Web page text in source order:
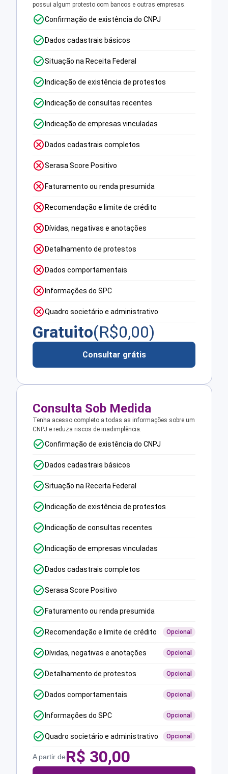
possui algum protesto com bancos e outras empresas.
Confirmação de existência do CNPJ
Dados cadastrais básicos
Situação na Receita Federal
Indicação de existência de protestos
Indicação de consultas recentes
Indicação de empresas vinculadas
Dados cadastrais completos
Serasa Score Positivo
Faturamento ou renda presumida
Recomendação e limite de crédito
Dívidas, negativas e anotações
Detalhamento de protestos
Dados comportamentais
Informações do SPC
Quadro societário e administrativo
Gratuito(R$0,00)
Consultar grátis
Consulta Sob Medida
Tenha acesso completo a todas as informações sobre um
CNPJ e reduza riscos de inadimplência.
Confirmação de existência do CNPJ
Dados cadastrais básicos
Situação na Receita Federal
Indicação de existência de protestos
Indicação de consultas recentes
Indicação de empresas vinculadas
Dados cadastrais completos
Serasa Score Positivo
Faturamento ou renda presumida
Recomendação e limite de crédito Opcional
Dívidas, negativas e anotações Opcional
Detalhamento de protestos Opcional
Dados comportamentais Opcional
Informações do SPC Opcional
Quadro societário e administrativo Opcional
A partir deR$ 30,00